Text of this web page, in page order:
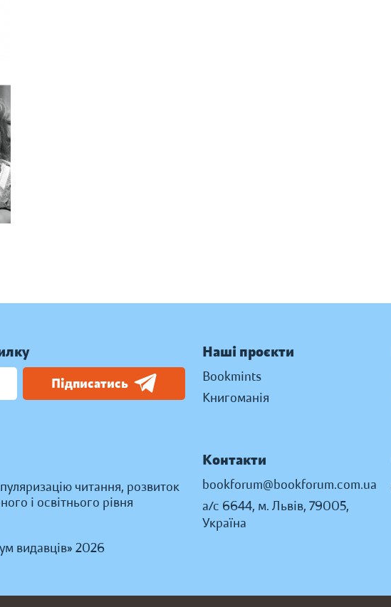
Підписатись
читання, розвиток
і освітнього рівня
видавців» 2026
Наші проєкти
Bookmints
Книгоманія
Контакти
bookforum@bookforum.com.ua
а/с 6644, м. Львів, 79005,
Україна